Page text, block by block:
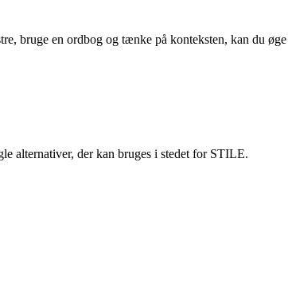
bruge en ordbog og tænke på konteksten, kan du øge
alternativer, der kan bruges i stedet for STILE.